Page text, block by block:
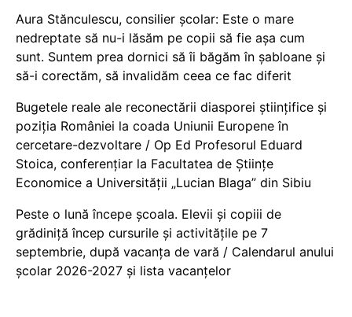
Aura Stănculescu, consilier școlar: Este o mare
nedreptate să nu-i lăsăm pe copii să fie așa cum
sunt. Suntem prea dornici să îi băgăm în șabloane și
să-i corectăm, să invalidăm ceea ce fac diferit
Bugetele reale ale reconectării diasporei științifice și
poziția României la coada Uniunii Europene în
cercetare-dezvoltare / Op Ed Profesorul Eduard
Stoica, conferențiar la Facultatea de Științe
Economice a Universității „Lucian Blaga” din Sibiu
Peste o lună începe școala. Elevii și copiii de
grădiniță încep cursurile și activitățile pe 7
septembrie, după vacanța de vară / Calendarul anului
școlar 2026-2027 și lista vacanțelor